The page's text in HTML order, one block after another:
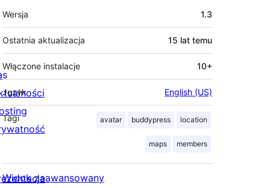
Meta
Wersja 1.3
Ostatnia aktualizacja 15 lat temu
Włączone instalacje 10+
Język English (US)
Tagi avatar buddypress location
maps members
Widok zaawansowany